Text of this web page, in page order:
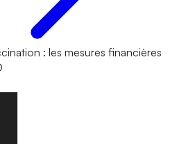
: les mesures financières